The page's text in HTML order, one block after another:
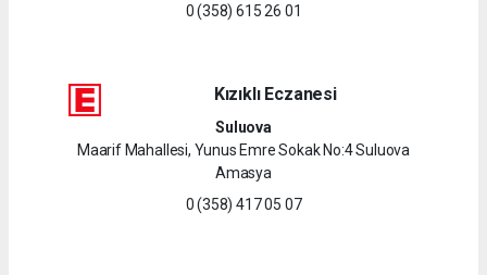
0 (358) 615 26 01
Kızıklı Eczanesi
Suluova
Maarif Mahallesi, Yunus Emre Sokak No:4 Suluova
Amasya
0 (358) 417 05 07